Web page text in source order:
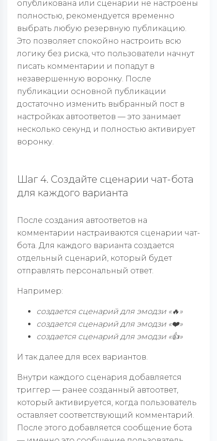
опубликована или сценарии не настроены
полностью, рекомендуется временно
выбрать любую резервную публикацию.
Это позволяет спокойно настроить всю
логику без риска, что пользователи начнут
писать комментарии и попадут в
незавершенную воронку. После
публикации основной публикации
достаточно изменить выбранный пост в
настройках автоответов — это занимает
несколько секунд и полностью активирует
воронку.
Шаг 4. Создайте сценарии чат-бота
для каждого варианта
После создания автоответов на
комментарии настраиваются сценарии чат-
бота. Для каждого варианта создается
отдельный сценарий, который будет
отправлять персональный ответ.
Например:
создается сценарий для эмодзи «🔥»
создается сценарий для эмодзи «❤️»
создается сценарий для эмодзи «👍»
И так далее для всех вариантов.
Внутри каждого сценария добавляется
триггер — ранее созданный автоответ,
который активируется, когда пользователь
оставляет соответствующий комментарий.
После этого добавляется сообщение бота